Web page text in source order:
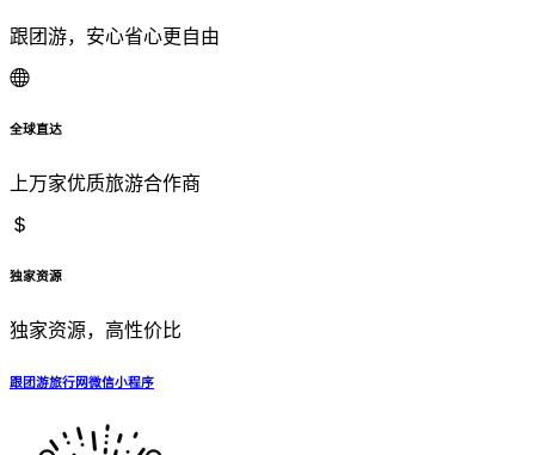
跟团游，安心省心更自由
全球直达
上万家优质旅游合作商
独家资源
独家资源，高性价比
跟团游旅行网微信小程序